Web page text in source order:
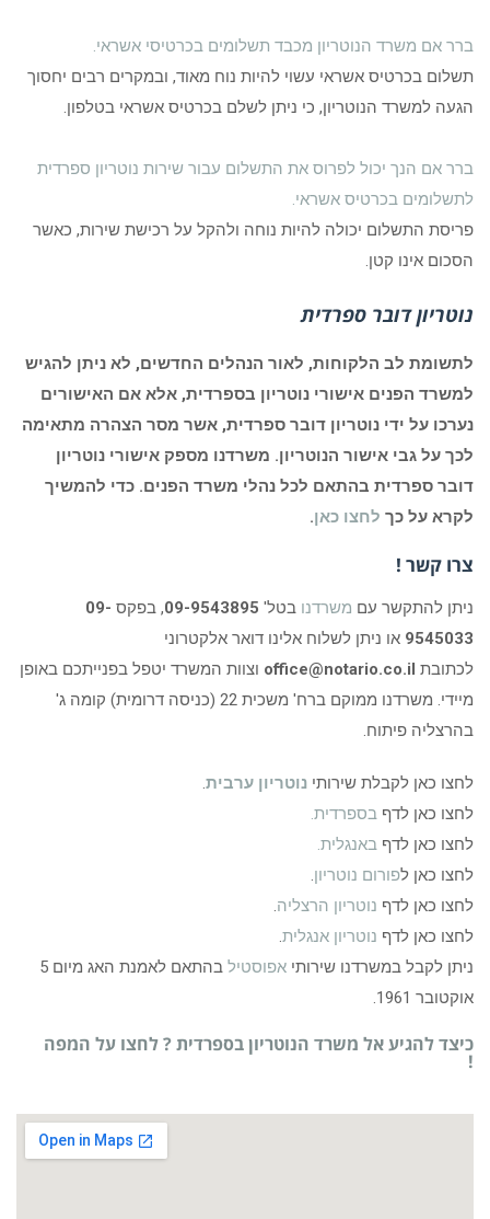
ברר אם משרד הנוטריון מכבד תשלומים בכרטיסי אשראי.
תשלום בכרטיס אשראי עשוי להיות נוח מאוד, ובמקרים רבים יחסוך
הגעה למשרד הנוטריון, כי ניתן לשלם בכרטיס אשראי בטלפון.
ברר אם הנך יכול לפרוס את התשלום עבור שירות נוטריון ספרדית
לתשלומים בכרטיס אשראי.
פריסת התשלום יכולה להיות נוחה ולהקל על רכישת שירות, כאשר
הסכום אינו קטן.
נוטריון דובר ספרדית
לתשומת לב הלקוחות, לאור הנהלים החדשים, לא ניתן להגיש
למשרד הפנים אישורי נוטריון בספרדית, אלא אם האישורים
נערכו על ידי נוטריון דובר ספרדית, אשר מסר הצהרה מתאימה
לכך על גבי אישור הנוטריון. משרדנו מספק אישורי נוטריון
דובר ספרדית בהתאם לכל נהלי משרד הפנים. כדי להמשיך
לקרא על כך לחצו כאן.
צרו קשר !
ניתן להתקשר עם משרדנו בטל' 09-9543895, בפקס 09-
9545033 או ניתן לשלוח אלינו דואר אלקטרוני
לכתובת office@notario.co.il וצוות המשרד יטפל בפנייתכם באופן
מיידי. משרדנו ממוקם ברח' משכית 22 (כניסה דרומית) קומה ג'
בהרצליה פיתוח.
לחצו כאן לקבלת שירותי נוטריון ערבית.
לחצו כאן לדף בספרדית.
לחצו כאן לדף באנגלית.
לחצו כאן לפורום נוטריון.
לחצו כאן לדף נוטריון הרצליה.
לחצו כאן לדף נוטריון אנגלית.
ניתן לקבל במשרדנו שירותי אפוסטיל
בהתאם לאמנת האג מיום 5
אוקטובר 1961.
כיצד להגיע אל משרד הנוטריון בספרדית ? לחצו על המפה
!